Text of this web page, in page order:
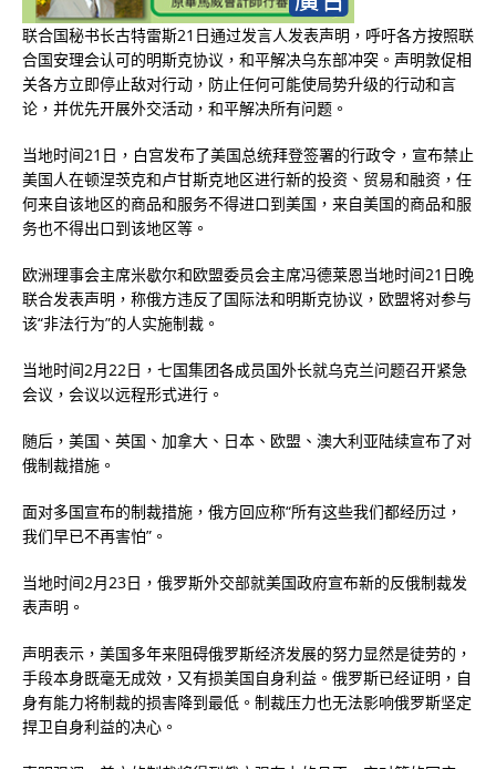
联合国秘书长古特雷斯21日通过发言人发表声明，呼吁各方按照联
合国安理会认可的明斯克协议，和平解决乌东部冲突。声明敦促相
关各方立即停止敌对行动，防止任何可能使局势升级的行动和言
论，并优先开展外交活动，和平解决所有问题。
当地时间21日，白宫发布了美国总统拜登签署的行政令，宣布禁止
美国人在顿涅茨克和卢甘斯克地区进行新的投资、贸易和融资，任
何来自该地区的商品和服务不得进口到美国，来自美国的商品和服
务也不得出口到该地区等。
欧洲理事会主席米歇尔和欧盟委员会主席冯德莱恩当地时间21日晚
联合发表声明，称俄方违反了国际法和明斯克协议，欧盟将对参与
该“非法行为”的人实施制裁。
当地时间2月22日，七国集团各成员国外长就乌克兰问题召开紧急
会议，会议以远程形式进行。
随后，美国、英国、加拿大、日本、欧盟、澳大利亚陆续宣布了对
俄制裁措施。
面对多国宣布的制裁措施，俄方回应称“所有这些我们都经历过，
我们早已不再害怕”。
当地时间2月23日，俄罗斯外交部就美国政府宣布新的反俄制裁发
表声明。
声明表示，美国多年来阻碍俄罗斯经济发展的努力显然是徒劳的，
手段本身既毫无成效，又有损美国自身利益。俄罗斯已经证明，自
身有能力将制裁的损害降到最低。制裁压力也无法影响俄罗斯坚定
捍卫自身利益的决心。